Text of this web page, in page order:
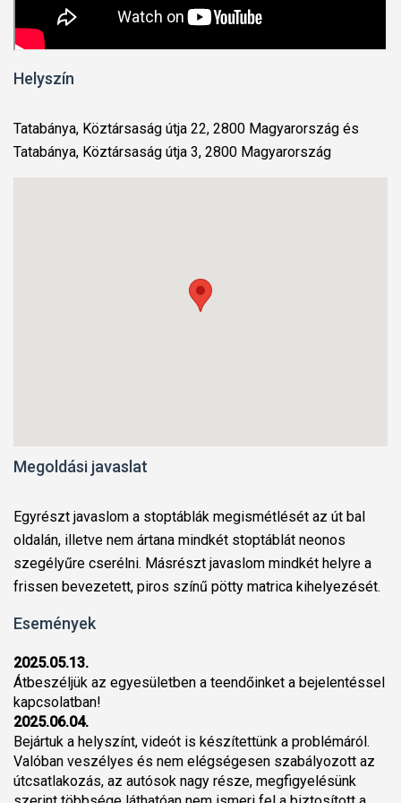
Helyszín
Tatabánya, Köztársaság útja 22, 2800 Magyarország és
Tatabánya, Köztársaság útja 3, 2800 Magyarország
Megoldási javaslat
Egyrészt javaslom a stoptáblák megismétlését az út bal
oldalán, illetve nem ártana mindkét stoptáblát neonos
szegélyűre cserélni. Másrészt javaslom mindkét helyre a
frissen bevezetett, piros színű pötty matrica kihelyezését.
Események
2025.05.13.
Átbeszéljük az egyesületben a teendőinket a bejelentéssel
kapcsolatban!
2025.06.04.
Bejártuk a helyszínt, videót is készítettünk a problémáról.
Valóban veszélyes és nem elégségesen szabályozott az
útcsatlakozás, az autósok nagy része, megfigyelésünk